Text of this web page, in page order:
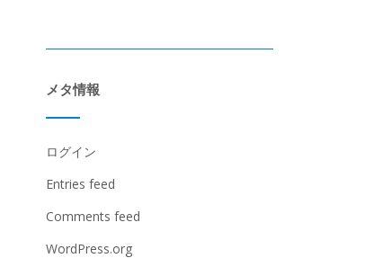
メタ情報
ログイン
Entries feed
Comments feed
WordPress.org